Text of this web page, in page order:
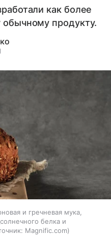
как более
обычному продукту.
и гречневая мука,
белка и
Magnific.com